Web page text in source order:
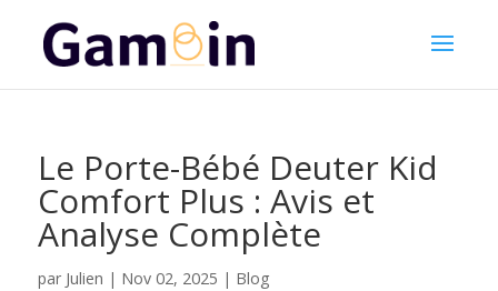
Le Porte-Bébé Deuter Kid
Comfort Plus : Avis et
Analyse Complète
par Julien | Nov 02, 2025 | Blog